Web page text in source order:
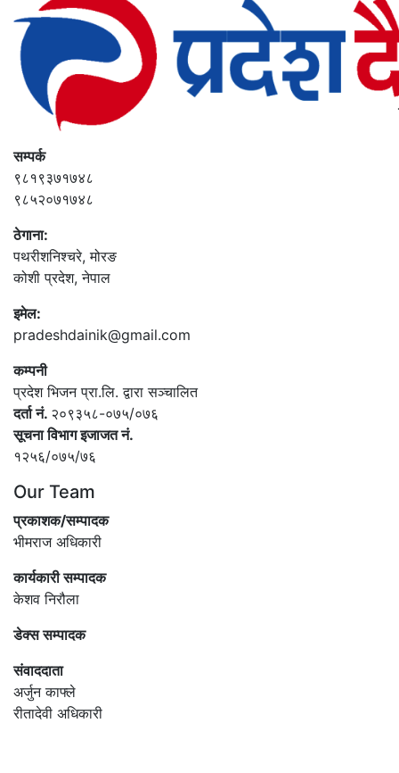
सम्पर्क
९८१९३७१७४८
९८५२०७१७४८
ठेगाना:
पथरीशनिश्‍चरे, मोरङ
कोशी प्रदेश, नेपाल
इमेल:
pradeshdainik@gmail.com
कम्पनी
प्रदेश भिजन प्रा.लि. द्वारा सञ्‍चालित
दर्ता नं. २०९३५८-०७५/०७६
सूचना विभाग इजाजत नं.
१२५६/०७५/७६
Our Team
प्रकाशक/सम्पादक
भीमराज अधिकारी
कार्यकारी सम्पादक
केशव निरौला
डेक्स सम्पादक
संवाददाता
अर्जुन काफ्ले
रीतादेवी अधिकारी